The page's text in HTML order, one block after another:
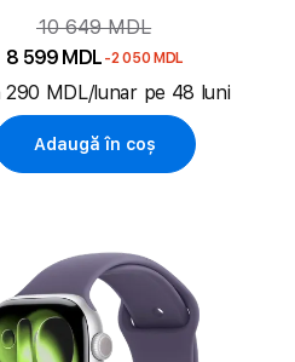
Aluminium
10 649 MDL
8 599 MDL -2 050 MDL
290 MDL/lunar pe 48 luni
Adaugă în coș